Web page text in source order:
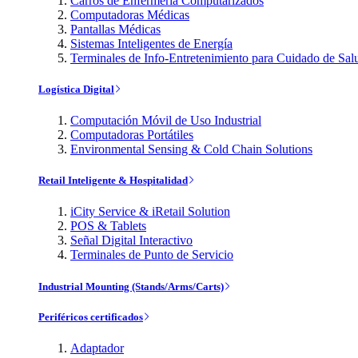
Computadoras Médicas
Pantallas Médicas
Sistemas Inteligentes de Energía
Terminales de Info-Entretenimiento para Cuidado de
Logística Digital
Computación Móvil de Uso Industrial
Computadoras Portátiles
Environmental Sensing & Cold Chain Solutions
Retail Inteligente & Hospitalidad
iCity Service & iRetail Solution
POS & Tablets
Señal Digital Interactivo
Terminales de Punto de Servicio
Industrial Mounting (Stands/Arms/Carts)
Periféricos certificados
Adaptador